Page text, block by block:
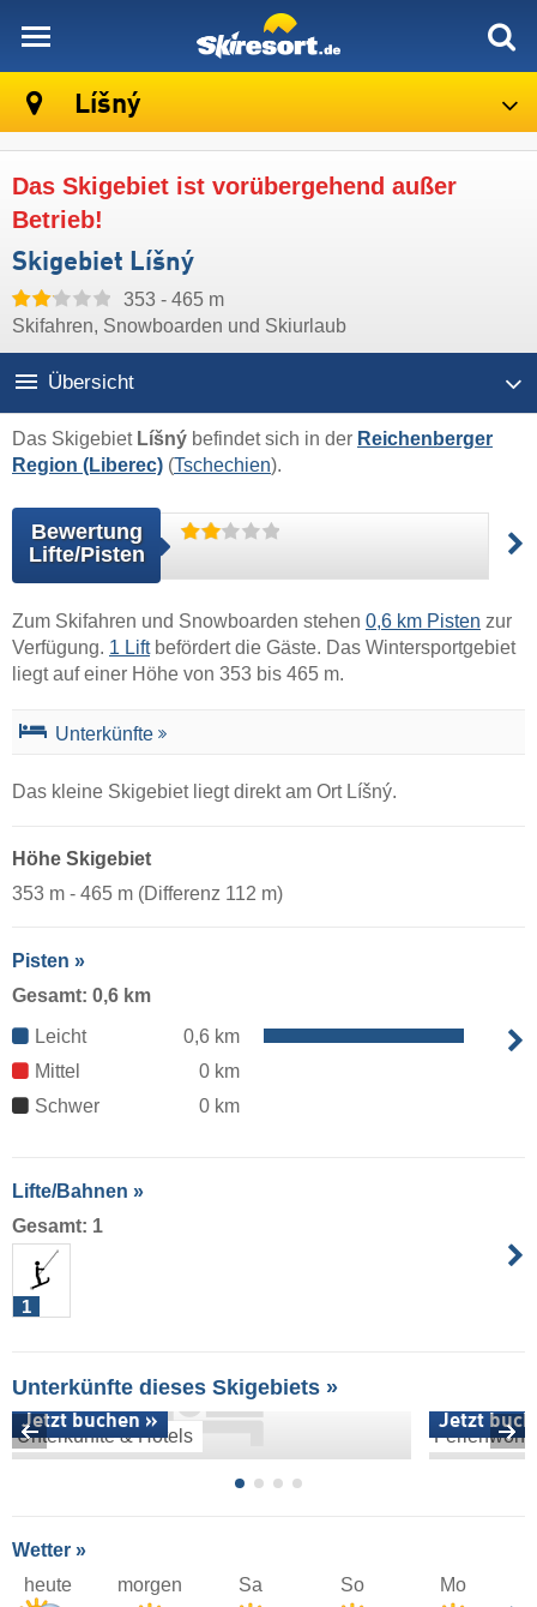
Líšný
Das Skigebiet ist vorübergehend außer
Betrieb!
Skigebiet Líšný
353 - 465 m
Skifahren, Snowboarden und Skiurlaub
Übersicht
Das Skigebiet Líšný befindet sich in der Reichenberger
Region (Liberec) (Tschechien).
Bewertung
Lifte/Pisten
Zum Skifahren und Snowboarden stehen 0,6 km Pisten zur
Verfügung. 1 Liftbefördert die Gäste. Das Wintersportgebiet
liegt auf einer Höhe von 353 bis 465 m.
Unterkünfte
Das kleine Skigebiet liegt direkt am Ort Líšný.
Höhe Skigebiet
353 m - 465 m (Differenz 112 m)
Pisten »
Gesamt: 0,6 km
Leicht
0,6 km
Mittel
0 km
Schwer
0 km
Lifte/Bahnen »
Gesamt: 1
1
Unterkünfte dieses Skigebiets »
Unterkünfte & Hotels
Jetzt buchen » Jetzt
Wetter »
heute
morgen Sa So Mo